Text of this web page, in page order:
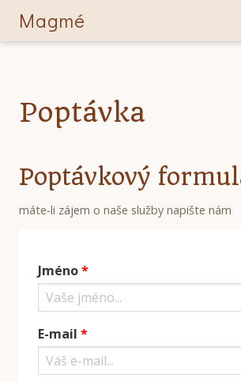
main
Magmé
Poptávka
Poptávkový
máte-li zájem o naše služby napište nám
Jméno
E-mail